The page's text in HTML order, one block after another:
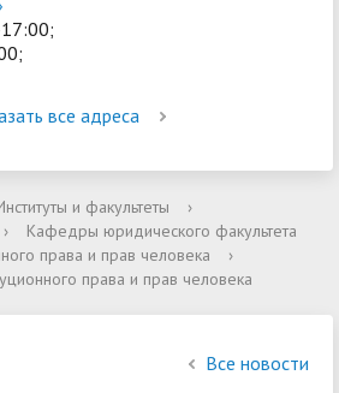
все адреса
и факультеты
›
›
Кафедры юридического факультета
права и прав человека
›
права и прав человека
Все новости